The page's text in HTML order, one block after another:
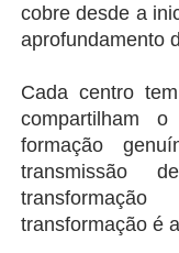
cobre desde a
aprofundamento
Cada centro
compartilham
formação
transmissão
transformação é